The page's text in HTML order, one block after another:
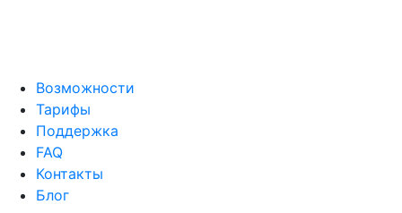
Возможности
Тарифы
Поддержка
FAQ
Контакты
Блог